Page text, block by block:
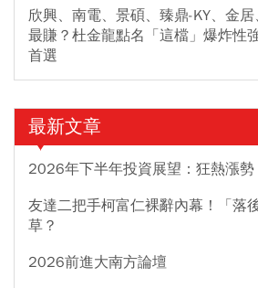
欣興、南電、景碩、臻鼎-KY、金
最賺？杜金龍點名「這檔」爆炸性
首選
最新文章
2026年下半年投資展望：狂熱漲
友達二把手柯富仁裸辭內幕！「落
草？
2026前進大南方論壇